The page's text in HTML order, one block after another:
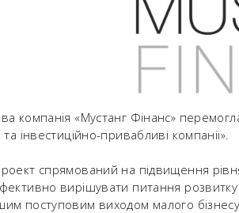
компанія «Мустанг Фінанс»
та інвестиційно-привабливі компанії».
спрямований на підвищення
вирішувати питання
поступовим виходом малого